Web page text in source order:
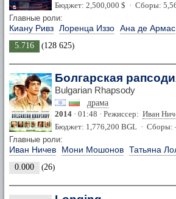
Бюджет: 2,500,000 $ · Сборы:
Главные роли:
Киану Ривз Лоренца Иззо Ана де Армас
5.716 (128 625)
Болгарская
Bulgarian Rhapsody
драма
2014 · 01:48 · Режиссер: Иван
Бюджет: 1,776,200 BGL ·
Главные роли:
Иван Ничев Мони Мошонов Татьяна
0.000 (26)